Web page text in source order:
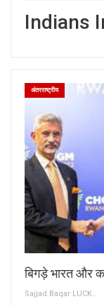
Indians
अंतरराष्ट्रीय
बिगड़े भारत और
Sajjad Baqar LUCKNOW